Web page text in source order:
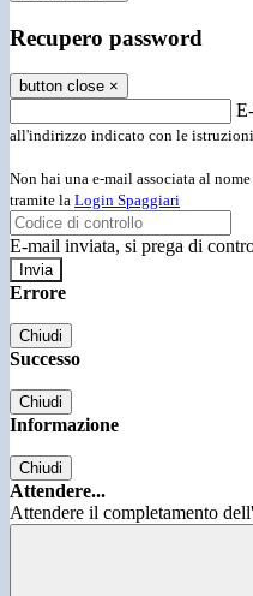
Recupero password
button close ×
all'indirizzo indicato con le istruzioni
Non hai una e-mail associata al
tramite la Login Spaggiari
E-mail inviata, si prega di
Errore
Chiudi
Successo
Chiudi
Informazione
Chiudi
Attendere...
Attendere il completamento